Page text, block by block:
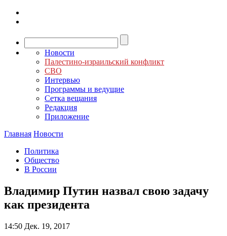
Новости
Палестино-израильский конфликт
СВО
Интервью
Программы и ведущие
Сетка вещания
Редакция
Приложение
Главная Новости
Политика
Общество
В России
Владимир Путин назвал свою задачу
как президента
14:50 Дек. 19, 2017